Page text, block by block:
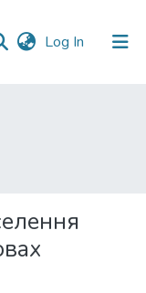
Log In (current)